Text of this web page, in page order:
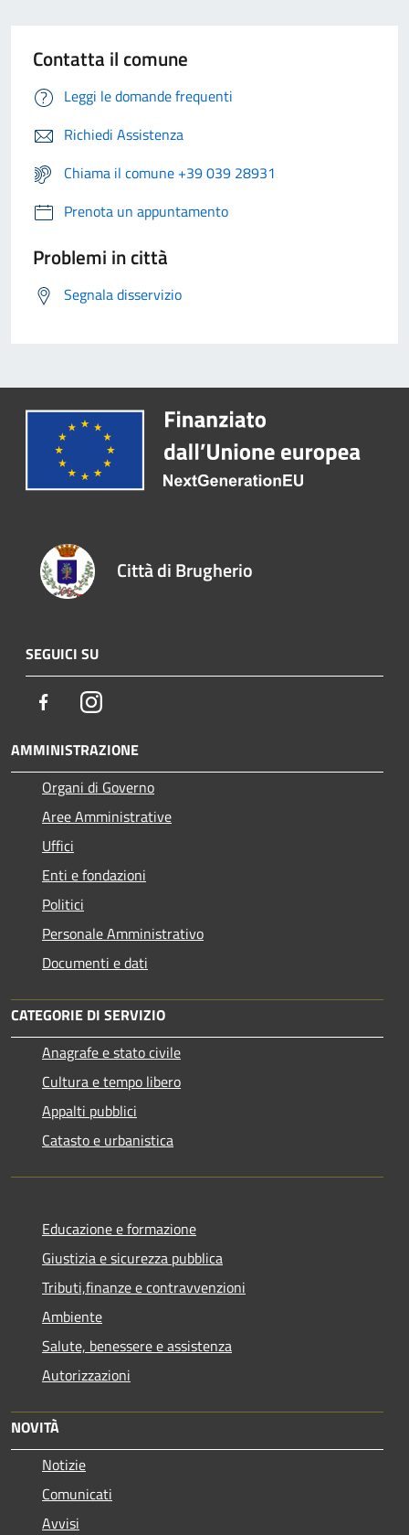
Contatta il comune
Leggi le domande frequenti
Richiedi Assistenza
Chiama il comune +39 039 28931
Prenota un appuntamento
Problemi in città
Segnala disservizio
Città di Brugherio
SEGUICI SU
FacebookInstagram
AMMINISTRAZIONE
Organi di Governo
Aree Amministrative
Uffici
Enti e fondazioni
Politici
Personale Amministrativo
Documenti e dati
CATEGORIE DI SERVIZIO
Anagrafe e stato civile
Cultura e tempo libero
Appalti pubblici
Catasto e urbanistica
Educazione e formazione
Giustizia e sicurezza pubblica
Tributi,finanze e contravvenzioni
Ambiente
Salute, benessere e assistenza
Autorizzazioni
NOVITÀ
Notizie
Comunicati
Avvisi